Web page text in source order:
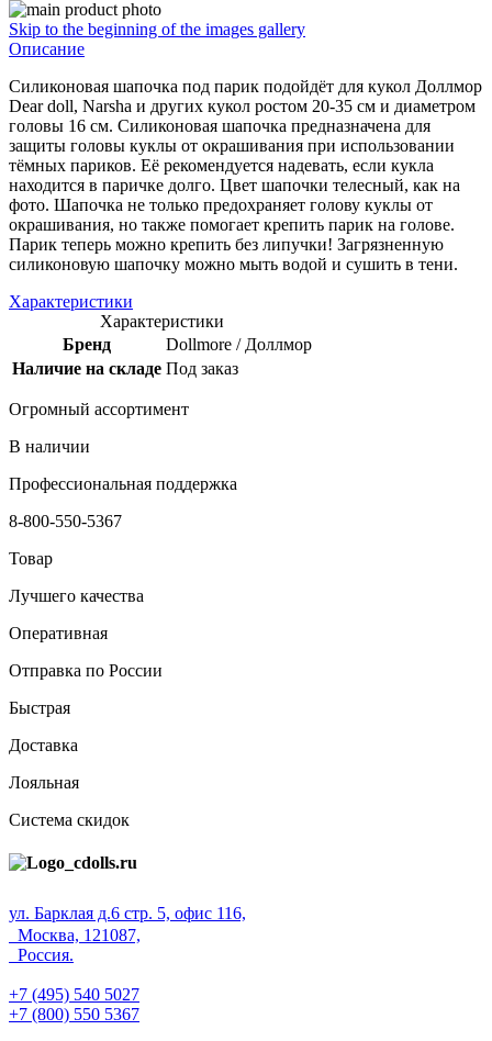
Skip to the beginning of the images gallery
Описание
Силиконовая шапочка под парик подойдёт для кукол Доллмор
Dear doll, Narsha и других кукол ростом 20-35 см и диаметром
головы 16 см. Силиконовая шапочка предназначена для
защиты головы куклы от окрашивания при использовании
тёмных париков. Её рекомендуется надевать, если кукла
находится в паричке долго. Цвет шапочки телесный, как на
фото. Шапочка не только предохраняет голову куклы от
окрашивания, но также помогает крепить парик на голове.
Парик теперь можно крепить без липучки! Загрязненную
силиконовую шапочку можно мыть водой и сушить в тени.
Характеристики
Характеристики
Бренд
Dollmore / Доллмор
Наличие на складе Под заказ
Огромный ассортимент
В наличии
Профессиональная поддержка
8-800-550-5367
Товар
Лучшего качества
Оперативная
Отправка по России
Быстрая
Доставка
Лояльная
Система скидок
ул. Барклая д.6 стр. 5, офис 116,
Москва, 121087,
Россия.
+7 (495) 540 5027
+7 (800) 550 5367